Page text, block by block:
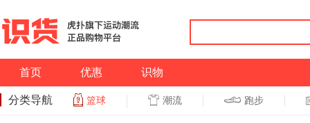
首页 优惠 识物
分类导航 篮球 潮流 跑步